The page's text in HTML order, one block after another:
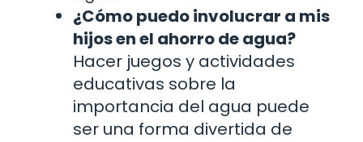
¿Cómo puedo involucrar a mis
hijos en el ahorro de agua?
Hacer juegos y actividades
educativas sobre la
importancia del agua puede
ser una forma divertida de